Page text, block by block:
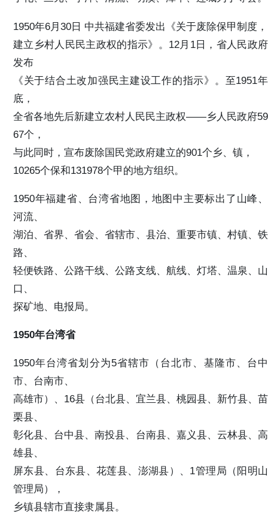
1950年6月30日 中共福建省委发出《关于废除保甲制度，
建立乡村人民民主政权的指示》。12月1日，省人民政府
发布
《关于结合土改加强民主建设工作的指示》。至1951年
底，
全省各地先后新建立农村人民民主政权——乡人民政府59
67个，
与此同时，宣布废除国民党政府建立的901个乡、镇，
10265个保和131978个甲的地方组织。
1950年福建省、台湾省地图，地图中主要标出了山峰、
河流、
湖泊、省界、省会、省辖市、县治、重要市镇、村镇、铁
路、
轻便铁路、公路干线、公路支线、航线、灯塔、温泉、山
口、
探矿地、电报局。
1950年台湾省
1950年台湾省划分为5省辖市（台北市、基隆市、台中
市、台南市、
高雄市）、16县（台北县、宜兰县、桃园县、新竹县、苗
栗县、
彰化县、台中县、南投县、台南县、嘉义县、云林县、高
雄县、
屏东县、台东县、花莲县、澎湖县）、1管理局（阳明山
管理局），
乡镇县辖市直接隶属县。